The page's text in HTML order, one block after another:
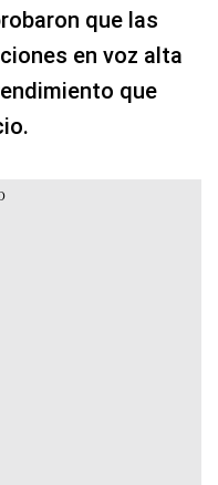
que las
en voz alta
que